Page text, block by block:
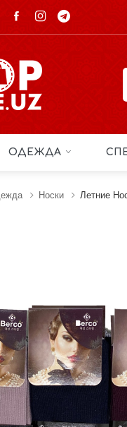
ОДЕЖДА
Носки Летние